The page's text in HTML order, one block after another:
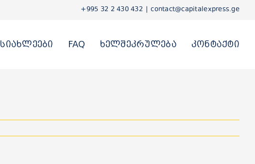
+995 32 2 430 432 contact@capitalexpress.ge
სიახლეები FAQ ხელშეკრულება კონტაქტი